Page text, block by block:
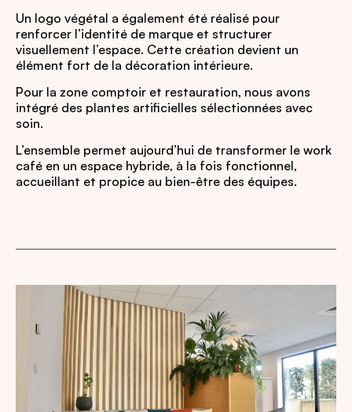
Un logo végétal a également été réalisé pour
renforcer l’identité de marque et structurer
visuellement l’espace. Cette création devient un
élément fort de la décoration intérieure.
Pour la zone comptoir et restauration, nous avons
intégré des plantes artificielles sélectionnées avec
soin.
L’ensemble permet aujourd’hui de transformer le work
café en un espace hybride, à la fois fonctionnel,
accueillant et propice au bien-être des équipes.